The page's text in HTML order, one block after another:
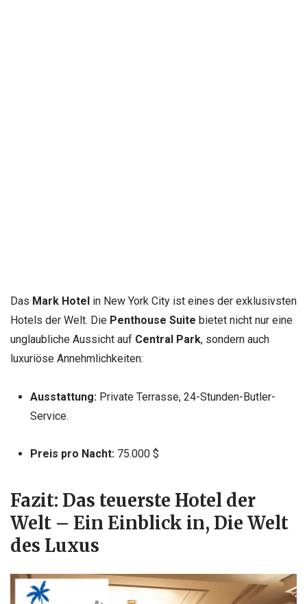
Das Mark Hotel in New York City ist eines der exklusivsten
Hotels der Welt. Die Penthouse Suite bietet nicht nur eine
unglaubliche Aussicht auf Central Park, sondern auch
luxuriöse Annehmlichkeiten:
Ausstattung:Private Terrasse, 24-Stunden-Butler-
Service.
Preis pro Nacht:75.000 $
Fazit: Das teuerste Hotel der
Welt – Ein Einblick in, Die Welt
des Luxus